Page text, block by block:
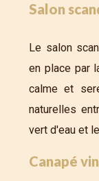
Salon
Le salon
en place par
calme et
naturelles
vert d'eau et
Canapé